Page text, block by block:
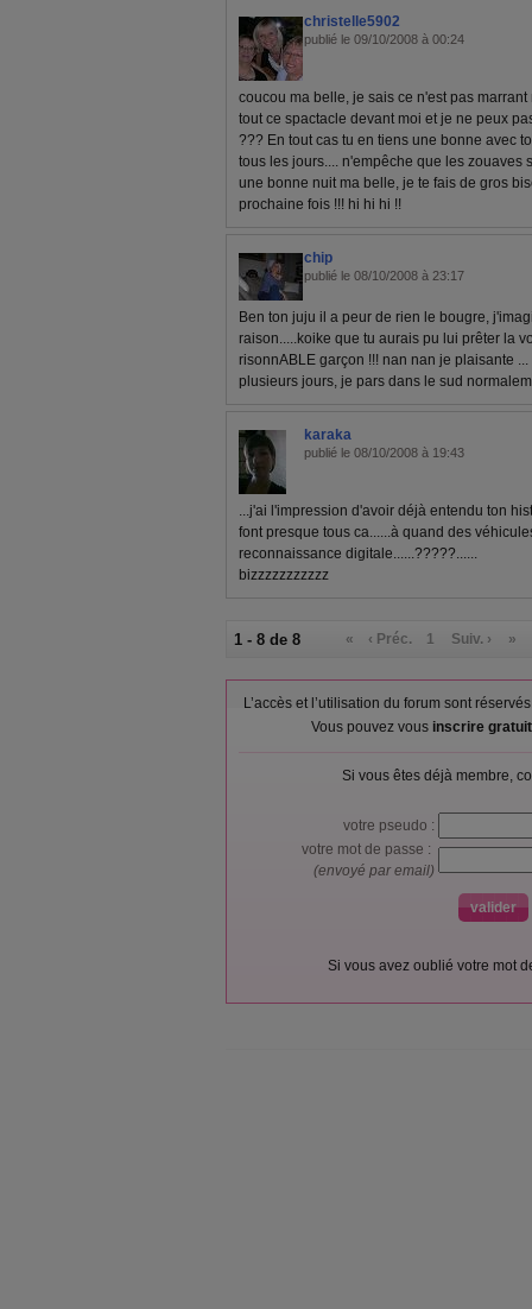
christelle5902
publié le 09/10/2008 à 00:24
coucou ma belle, je sais ce n'est pas
tout ce spactacle devant moi et je ne peux
??? En tout cas tu en tiens une bonne avec
tous les jours.... n'empêche que les zouaves
une bonne nuit ma belle, je te fais de gros
prochaine fois !!! hi hi hi !!
chip
publié le 08/10/2008 à 23:17
Ben ton juju il a peur de rien le bougre,
raison.....koike que tu aurais pu lui prêter la
risonnABLE garçon !!! nan nan je plaisante
plusieurs jours, je pars dans le sud
karaka
publié le 08/10/2008 à 19:43
...j'ai l'impression d'avoir déjà entendu ton
font presque tous ca......à quand des
reconnaissance digitale......?????......
bizzzzzzzzzzz
1 - 8 de 8 « ‹ Préc. 1 Suiv. › »
L’accès et l’utilisation du forum sont
Vous pouvez vous inscrire
Si vous êtes déjà membre,
votre pseudo :
votre mot de passe :
(envoyé par email)
Si vous avez oublié votre mot